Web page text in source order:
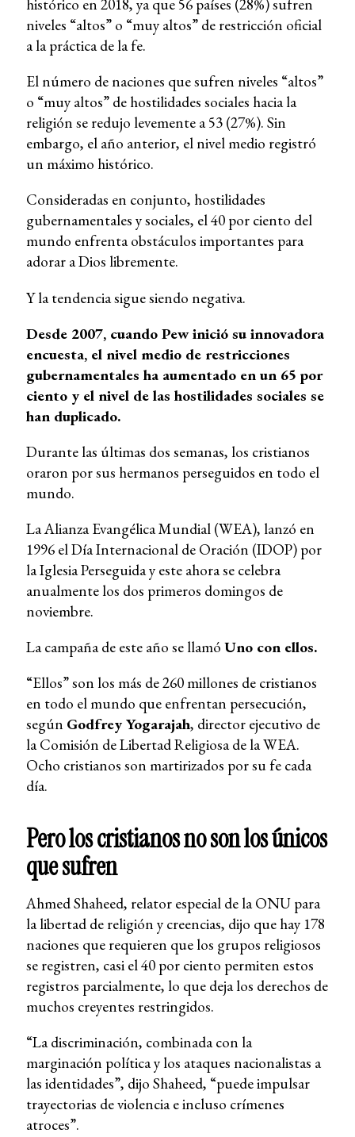
histórico en 2018, ya que 56 países (28%) sufren
niveles “altos” o “muy altos” de restricción oficial
a la práctica de la fe.
El número de naciones que sufren niveles “altos”
o “muy altos” de hostilidades sociales hacia la
religión se redujo levemente a 53 (27%). Sin
embargo, el año anterior, el nivel medio registró
un máximo histórico.
Consideradas en conjunto, hostilidades
gubernamentales y sociales, el 40 por ciento del
mundo enfrenta obstáculos importantes para
adorar a Dios libremente.
Y la tendencia sigue siendo negativa.
Desde 2007, cuando Pew inició su innovadora
encuesta, el nivel medio de restricciones
gubernamentales ha aumentado en un 65 por
ciento y el nivel de las hostilidades sociales se
han duplicado.
Durante las últimas dos semanas, los cristianos
oraron por sus hermanos perseguidos en todo el
mundo.
La Alianza Evangélica Mundial (WEA), lanzó en
1996 el Día Internacional de Oración (IDOP) por
la Iglesia Perseguida y este ahora se celebra
anualmente los dos primeros domingos de
noviembre.
La campaña de este año se llamó Uno con ellos.
“Ellos” son los más de 260 millones de cristianos
en todo el mundo que enfrentan persecución,
según Godfrey Yogarajah, director ejecutivo de
la Comisión de Libertad Religiosa de la WEA.
Ocho cristianos son martirizados por su fe cada
día.
Pero los cristianos no son los únicos
que sufren
Ahmed Shaheed, relator especial de la ONU para
la libertad de religión y creencias, dijo que hay 178
naciones que requieren que los grupos religiosos
se registren, casi el 40 por ciento permiten estos
registros parcialmente, lo que deja los derechos de
muchos creyentes restringidos.
“La discriminación, combinada con la
marginación política y los ataques nacionalistas a
las identidades”, dijo Shaheed, “puede impulsar
trayectorias de violencia e incluso crímenes
atroces”.